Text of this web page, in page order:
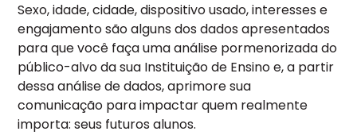
Sexo, idade, cidade, dispositivo usado, interesses e
engajamento são alguns dos dados apresentados
para que você faça uma análise pormenorizada do
público-alvo da sua Instituição de Ensino e, a partir
dessa análise de dados, aprimore sua
comunicação para impactar quem realmente
importa: seus futuros alunos.